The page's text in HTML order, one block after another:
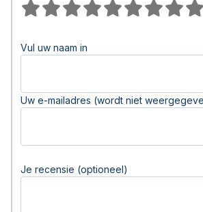
Vul uw naam in
Uw e-mailadres (wordt niet
Je recensie (optioneel)